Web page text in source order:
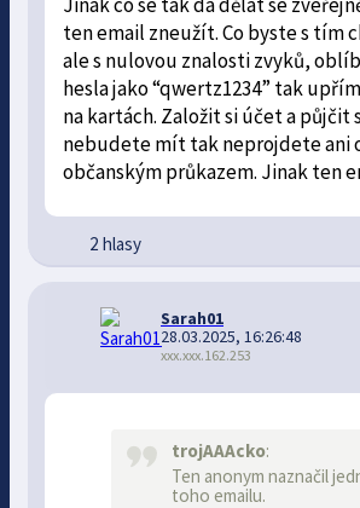
ten email zneužít. Co byste s tím
ale s nulovou znalosti zvyků,
hesla jako “qwertz1234” tak
na kartách. Založit si účet a
nebudete mít tak neprojdete ani
občanským průkazem. Jinak ten
2 hlasy
Sarah01
28.03.2025, 16:26:48
xxx.xxx.162.253
trojAAAcko:
Ten anonym naznačil
toho emailu.